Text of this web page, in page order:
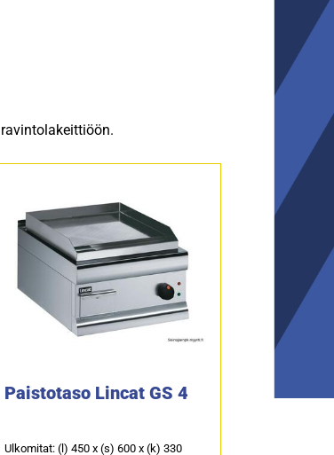
Paistotaso Lincat GS 4
Ulkomitat: (l) 450 x (s) 600 x (k) 330